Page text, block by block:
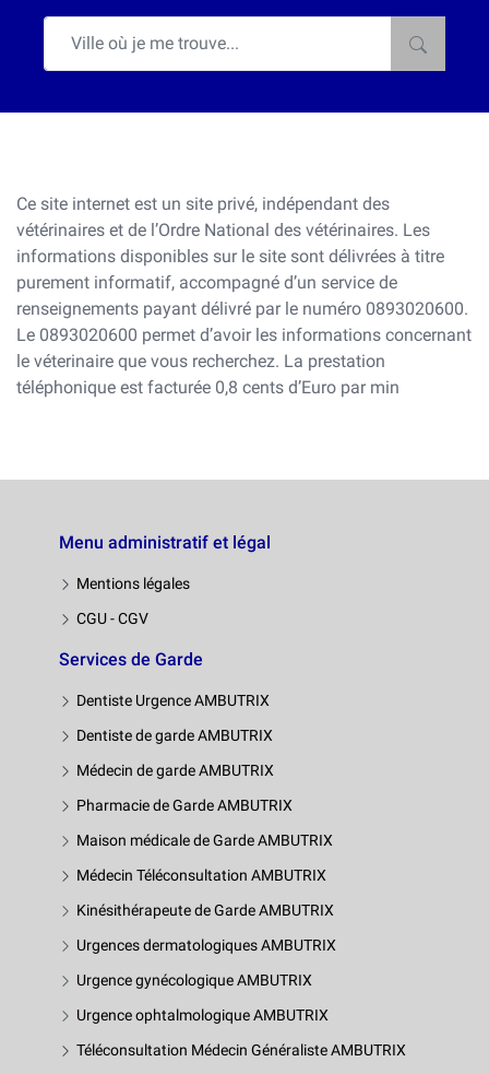
Ce site internet est un site privé, indépendant des
vétérinaires et de l’Ordre National des vétérinaires. Les
informations disponibles sur le site sont délivrées à titre
purement informatif, accompagné d’un service de
renseignements payant délivré par le numéro 0893020600.
Le 0893020600 permet d’avoir les informations concernant
le véterinaire que vous recherchez. La prestation
téléphonique est facturée 0,8 cents d’Euro par min
Menu administratif et légal
Mentions légales
CGU - CGV
Services de Garde
Dentiste Urgence AMBUTRIX
Dentiste de garde AMBUTRIX
Médecin de garde AMBUTRIX
Pharmacie de Garde AMBUTRIX
Maison médicale de Garde AMBUTRIX
Médecin Téléconsultation AMBUTRIX
Kinésithérapeute de Garde AMBUTRIX
Urgences dermatologiques AMBUTRIX
Urgence gynécologique AMBUTRIX
Urgence ophtalmologique AMBUTRIX
Téléconsultation Médecin Généraliste AMBUTRIX